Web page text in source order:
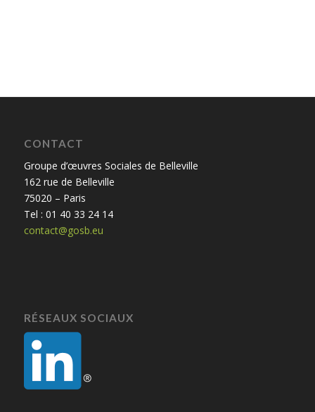
CONTACT
Groupe d’œuvres Sociales de Belleville
162 rue de Belleville
75020 – Paris
Tel : 01 40 33 24 14
contact@gosb.eu
RÉSEAUX SOCIAUX